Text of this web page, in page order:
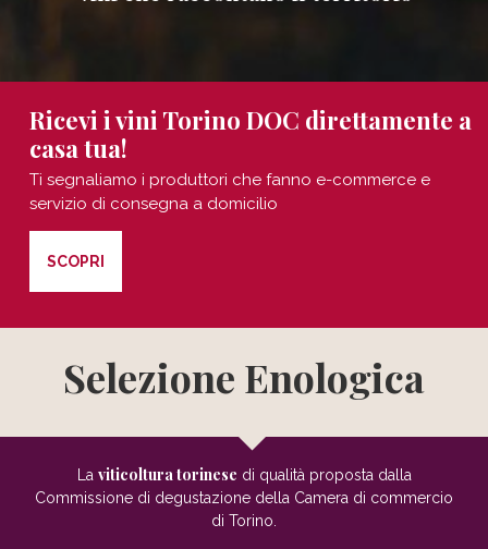
Ricevi i vini Torino DOC direttamente a
casa tua!
Ti segnaliamo i produttori che fanno e-commerce e
servizio di consegna a domicilio
SCOPRI
Selezione Enologica
La viticoltura torinese di qualità proposta dalla
Commissione di degustazione della Camera di commercio
di Torino.